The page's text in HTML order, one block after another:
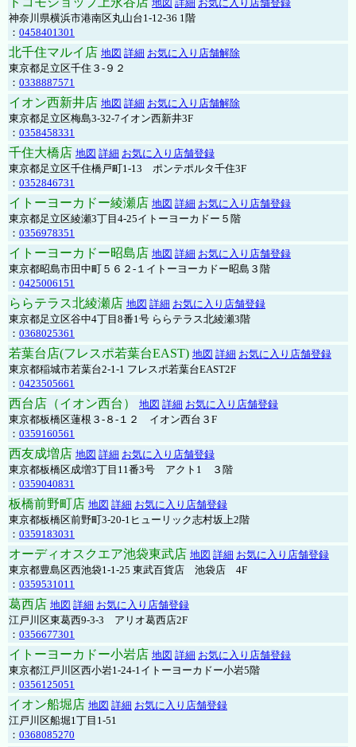
地図 詳細 お気に入り店舗登録
神奈川県横浜市港南区丸山台1-12-36 1階
： 0458401301
北千住マルイ店 地図 詳細 お気に入り店舗解除
東京都足立区千住３-９２
： 0338887571
イオン西新井店 地図 詳細 お気に入り店舗解除
東京都足立区梅島3-32-7イオン西新井3F
： 0358458331
千住大橋店 地図 詳細 お気に入り店舗登録
東京都足立区千住橋戸町1-13 ポンテポルタ千住3F
： 0352846731
イトーヨーカドー綾瀬店 地図 詳細 お気に入り店舗登録
東京都足立区綾瀬3丁目4-25イトーヨーカドー５階
： 0356978351
イトーヨーカドー昭島店 地図 詳細 お気に入り店舗登録
東京都昭島市田中町５６２-１イトーヨーカドー昭島３階
： 0425006151
ららテラス北綾瀬店 地図 詳細 お気に入り店舗登録
東京都足立区谷中4丁目8番1号 ららテラス北綾瀬3階
： 0368025361
若葉台店(フレスポ若葉台EAST) 地図 詳細 お気に入り店舗登録
東京都稲城市若葉台2-1-1 フレスポ若葉台EAST2F
： 0423505661
西台店（イオン西台） 地図 詳細 お気に入り店舗登録
東京都板橋区蓮根３-８-１２ イオン西台３F
： 0359160561
西友成増店 地図 詳細 お気に入り店舗登録
東京都板橋区成増3丁目11番3号 アクト1 ３階
： 0359040831
板橋前野町店 地図 詳細 お気に入り店舗登録
東京都板橋区前野町3-20-1ヒューリック志村坂上2階
： 0359183031
オーディオスクエア池袋東武店 地図 詳細 お気に入り店舗登録
東京都豊島区西池袋1-1-25 東武百貨店 池袋店 4F
： 0359531011
葛西店 地図 詳細 お気に入り店舗登録
江戸川区東葛西9-3-3 アリオ葛西店2F
： 0356677301
イトーヨーカドー小岩店 地図 詳細 お気に入り店舗登録
東京都江戸川区西小岩1-24-1イトーヨーカドー小岩5階
： 0356125051
イオン船堀店 地図 詳細 お気に入り店舗登録
江戸川区船堀1丁目1-51
： 0368085270